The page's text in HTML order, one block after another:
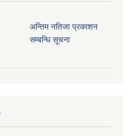
अन्तिम नतिजा प्रकाशन
सम्बन्धि सूचना